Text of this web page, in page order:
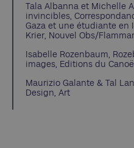
Tala Albanna et Michelle
invincibles,
Gaza et une étudiante en
Krier, Nouvel Obs/
Isabelle Rozenbaum,
images, Editions du
Maurizio Galante & Tal
Design, Art